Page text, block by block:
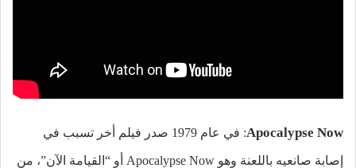
Apocalypse Now : في عام 1979 صدر فيلم أخر تسبب في
إصابة صانعيه باللعنة وهو Apocalypse Now أو “القيامة الآن”، من